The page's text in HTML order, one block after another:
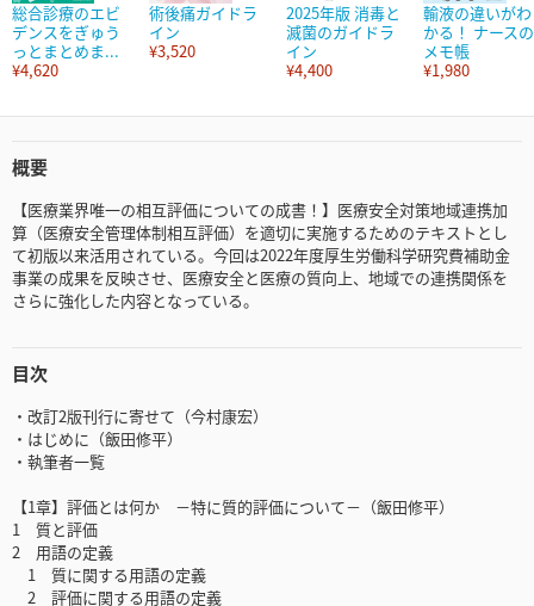
総合診療のエビ
デンスをぎゅう
っとまとめま...
¥4,620
術後痛ガイドラ
イン
¥3,520
2025年版 消毒と
滅菌のガイドラ
イン
¥4,400
輸液の違いがわ
かる！ ナースの
メモ帳
¥1,980
概要
【医療業界唯一の相互評価についての成書！】医療安全対策地域連携加
算（医療安全管理体制相互評価）を適切に実施するためのテキストとし
て初版以来活用されている。今回は2022年度厚生労働科学研究費補助金
事業の成果を反映させ、医療安全と医療の質向上、地域での連携関係を
さらに強化した内容となっている。
目次
・改訂2版刊行に寄せて（今村康宏）
・はじめに（飯田修平）
・執筆者一覧
【1章】評価とは何か －特に質的評価について－（飯田修平）
1 質と評価
2 用語の定義
1 質に関する用語の定義
2 評価に関する用語の定義